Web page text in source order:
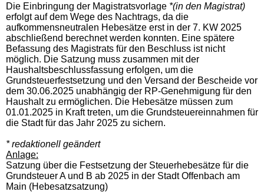
Die Einbringung der Magistratsvorlage *(in den Magistrat)
erfolgt auf dem Wege des Nachtrags, da die
aufkommensneutralen Hebesätze erst in der 7. KW 2025
abschließend berechnet werden konnten. Eine spätere
Befassung des Magistrats für den Beschluss ist nicht
möglich. Die Satzung muss zusammen mit der
Haushaltsbeschlussfassung erfolgen, um die
Grundsteuerfestsetzung und den Versand der Bescheide vor
dem 30.06.2025 unabhängig der RP-Genehmigung für den
Haushalt zu ermöglichen. Die Hebesätze müssen zum
01.01.2025 in Kraft treten, um die Grundsteuereinnahmen für
die Stadt für das Jahr 2025 zu sichern.
* redaktionell geändert
Anlage:
Satzung über die Festsetzung der Steuerhebesätze für die
Grundsteuer A und B ab 2025 in der Stadt Offenbach am
Main (Hebesatzsatzung)